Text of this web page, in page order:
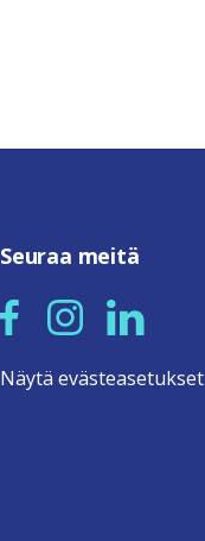
Seuraa meitä
Näytä evästeasetukset